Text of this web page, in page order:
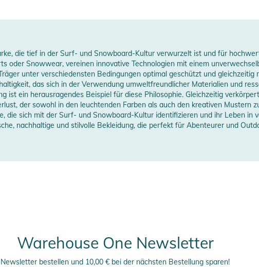
die Größe L
finden Sie direkt am Produkt.
Polyester
anzeigen
die tief in der Surf- und Snowboard-Kultur verwurzelt ist und für
oder Snowwear, vereinen innovative Technologien mit einem
unter verschiedensten Bedingungen optimal geschützt und gleichzeitig
das sich in der Verwendung umweltfreundlicher Materialien und
ist ein herausragendes Beispiel für diese Philosophie. Gleichzeitig
der sowohl in den leuchtenden Farben als auch den kreativen Mustern
die sich mit der Surf- und Snowboard-Kultur identifizieren und ihr Leben in
nachhaltige und stilvolle Bekleidung, die perfekt für Abenteurer und
Warehouse One Newsletter
Newsletter bestellen und 10,00 € bei der nächsten Bestellung sparen!